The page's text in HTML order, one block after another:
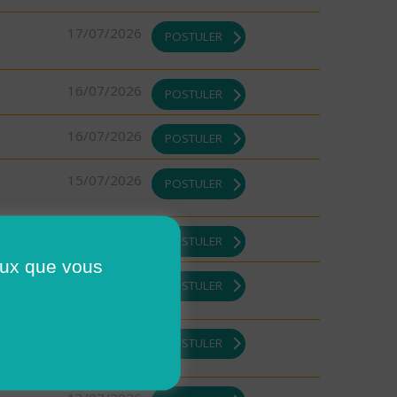
17/07/2026 POSTULER
16/07/2026 POSTULER
16/07/2026 POSTULER
15/07/2026 POSTULER
POSTULER
POSTULER
POSTULER
que vous